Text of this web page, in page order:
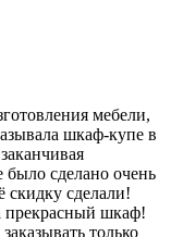
мебели,
шкаф-купе в
сделано очень
скидку сделали!
прекрасный шкаф!
только